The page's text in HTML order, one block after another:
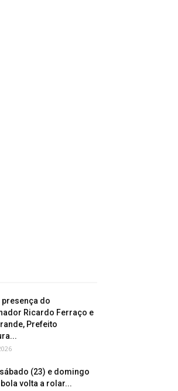
presença do
Ricardo Ferraço e
Prefeito
(23) e domingo
bola volta a rolar...